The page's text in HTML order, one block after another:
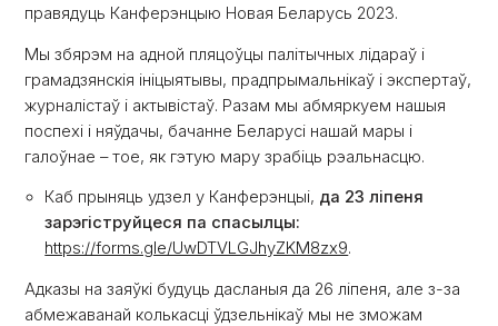
правядуць Канферэнцыю Новая Беларусь 2023.
Мы збярэм на адной пляцоўцы палітычных лідараў і
грамадзянскія ініцыятывы, прадпрымальнікаў і экспертаў,
журналістаў і актывістаў. Разам мы абмяркуем нашыя
поспехі і няўдачы, бачанне Беларусі нашай мары і
галоўнае – тое, як гэтую мару зрабіць рэальнасцю.
Каб прыняць удзел у Канферэнцыі, да 23 ліпеня
зарэгіструйцеся па спасылцы:
https://forms.gle/UwDTVLGJhyZKM8zx9.
Адказы на заяўкі будуць дасланыя да 26 ліпеня, але з-за
абмежаванай колькасці ўдзельнікаў мы не зможам